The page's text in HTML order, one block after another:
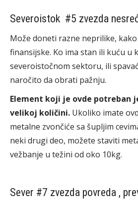
Severoistok #5 zvezda
Može doneti razne neprilike,
finansijske. Ko ima stan ili kuću u
severoistočnom sektoru, ili
naročito da obrati pažnju.
Element koji je ovde potreban
velikoj količini. Ukoliko imate
metalne zvončiće sa šupljim
neki drugi deo, možete staviti
vežbanje u težini od oko 10kg.
Sever #7 zvezda povreda ,